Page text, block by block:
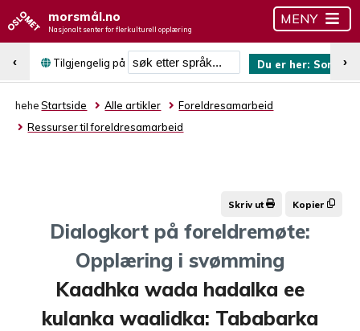
morsmål.no
Nasjonalt senter for flerkulturell opplæring
MENY
Tilgjengelig på
Søk etter språk
Du er her: Somali
‹ ›
hehe Startside Alle artikler
Foreldresamarbeid
Ressurser til foreldresamarbeid
Skriv ut Kopier
Dialogkort på foreldremøte:
Opplæring i svømming
Kaadhka wada hadalka ee
kulanka waalidka: Tababarka